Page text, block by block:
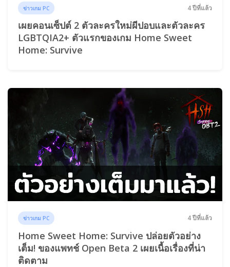
ข่าวเกม PC 4 ปีที่แล้ว
เผยคอนเซ็ปต์ 2 ตัวละครใหม่ผีปอบและตัวละคร
LGBTQIA2+ ตัวแรกของเกม Home Sweet
Home: Survive
ข่าวเกม PC 4 ปีที่แล้ว
Home Sweet Home: Survive ปล่อยตัวอย่าง
เต็ม! ของแพทช์ Open Beta 2 เผยเนื้อเรื่องที่น่า
ติดตาม